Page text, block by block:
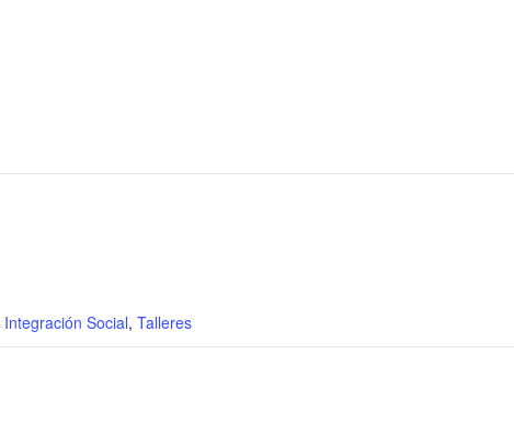
Integración Social, Talleres